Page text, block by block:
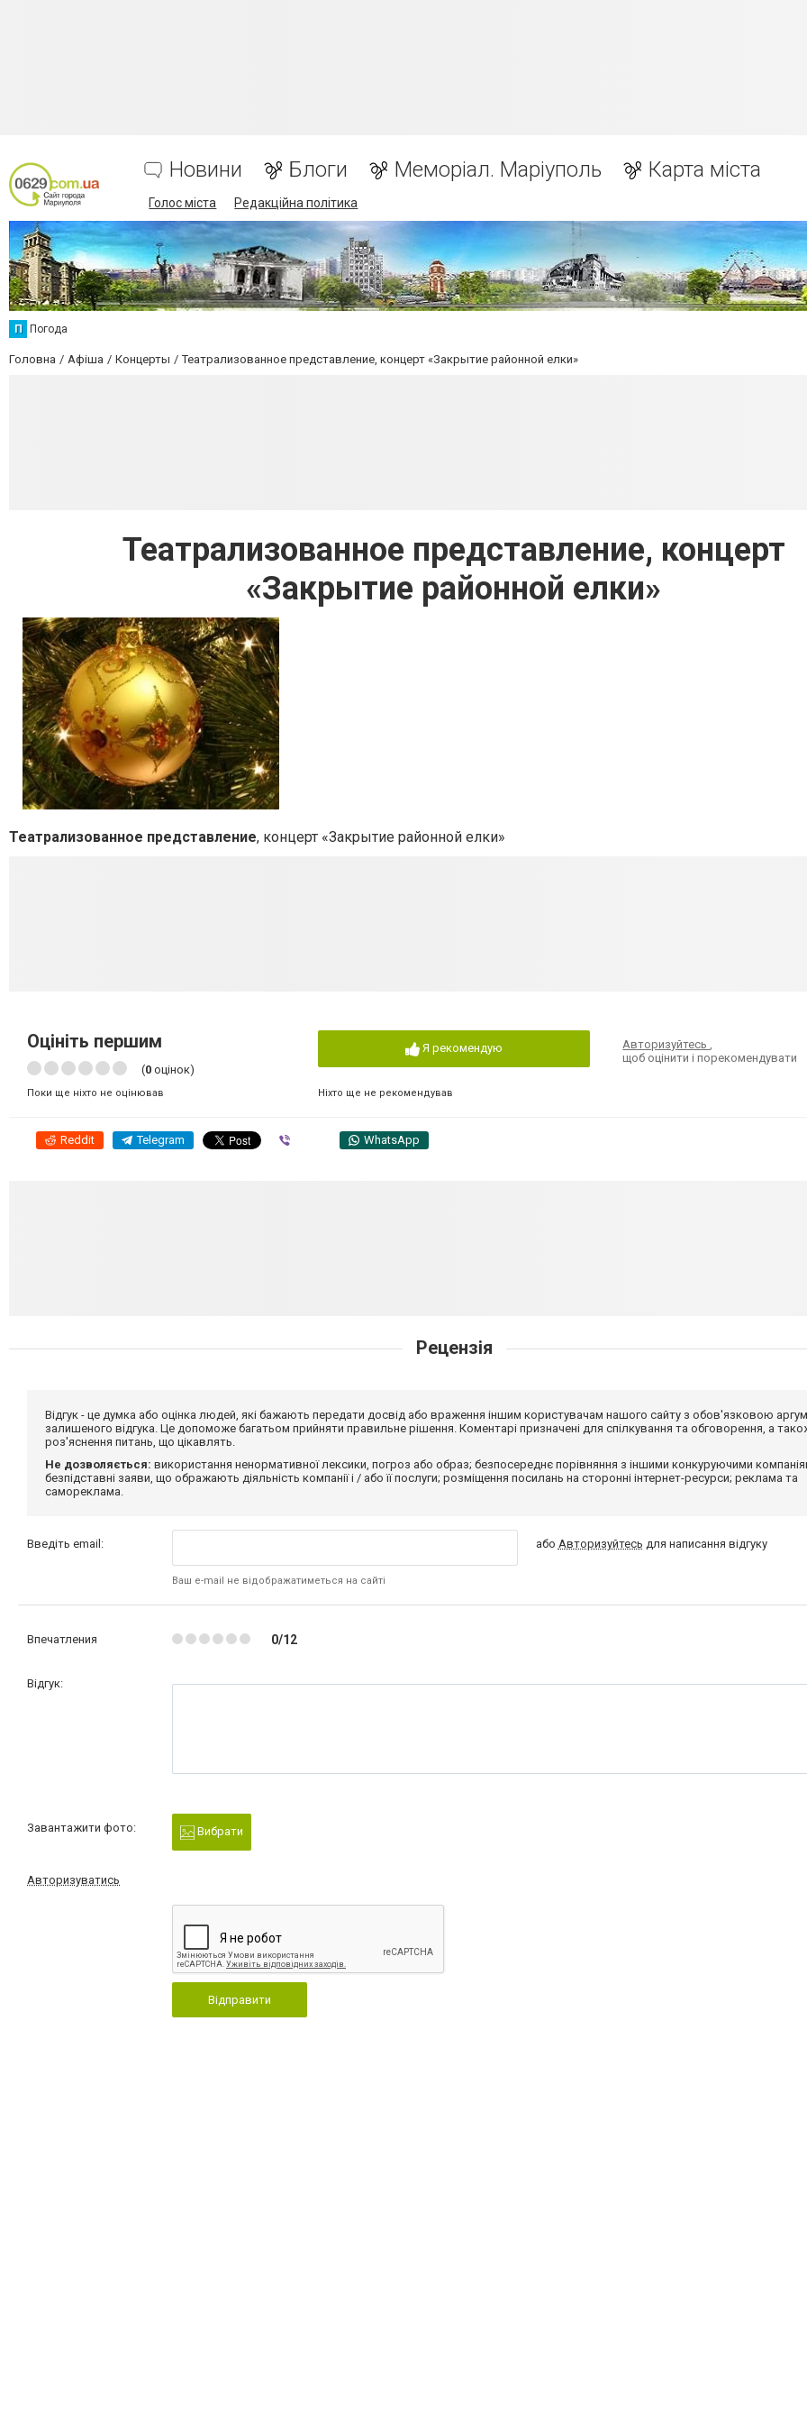
Новини Блоги Меморіал. Маріуполь Карта міста
Голос міста Редакційна політика
П Погода
Головна Афіша Концерты Театрализованное представление, концерт «Закрытие районной елки»
Театрализованное представление, концерт
«Закрытие районной елки»
Театрализованное представление, концерт «Закрытие районной елки»
Оцініть першим
(0 оцінок)
Поки ще ніхто не оцінював
Я рекомендую
Ніхто ще не рекомендував
Авторизуйтесь,
щоб оцінити і порекомендувати
Reddit Telegram WhatsApp
Рецензія
Відгук - це думка або оцінка людей, які бажають передати досвід або враження іншим користувачам нашого сайту з обов'язковою
залишеного відгука. Це допоможе багатьом прийняти правильне рішення. Коментарі призначені для спілкування та обговорення, а
роз'яснення питань, що цікавлять.
Не дозволяється: використання ненормативної лексики, погроз або образ; безпосереднє порівняння з іншими конкуруючими
безпідставні заяви, що ображають діяльність компанії і / або її послуги; розміщення посилань на сторонні інтернет-ресурси; реклама та
самореклама.
Введіть email:
Ваш e-mail не відображатиметься на сайті
або Авторизуйтесь для написання відгуку
Впечатления 0/12
Відгук:
Завантажити фото: Вибрати
Авторизуватись
Відправити